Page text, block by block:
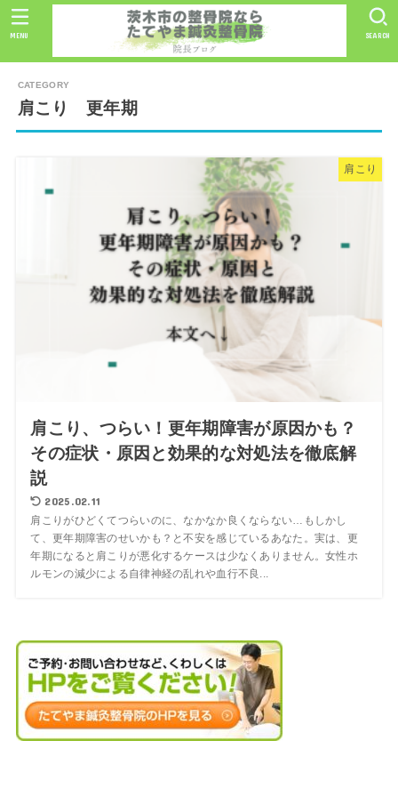
SEARCH
MENU
肩こり 更年期
肩こり
肩こり、つらい！更年期障害が原因かも？
その症状・原因と効果的な対処法を徹底解
説
2025.02.11
肩こりがひどくてつらいのに、なかなか良くならない…もしかし
て、更年期障害のせいかも？と不安を感じているあなた。実は、更
年期になると肩こりが悪化するケースは少なくありません。女性ホ
ルモンの減少による自律神経の乱れや血行不良...